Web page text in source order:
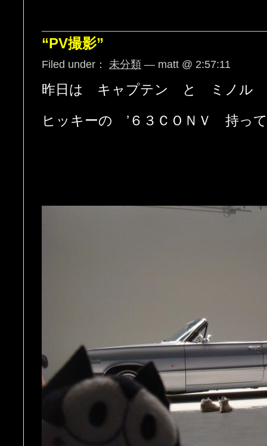
“PV撮影”
Filed under： 未分類 — matt @ 2:57:11
昨日は キャプテン と ミノル
ヒッキーの ’６３ＣＯＮＶ 持っ